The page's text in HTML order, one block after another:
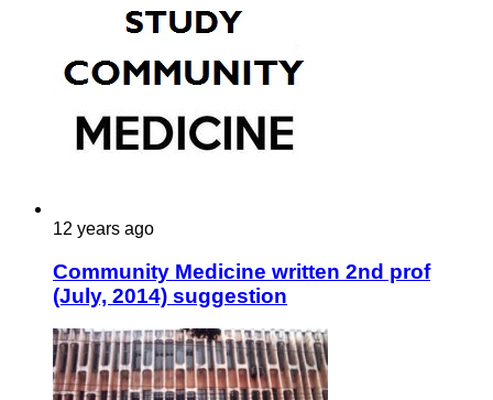
12 years ago
Community Medicine written 2nd prof
(July, 2014) suggestion